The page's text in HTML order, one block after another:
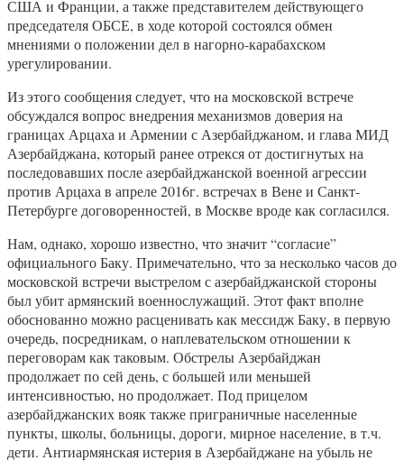
США и Франции, а также представителем действующего
председателя ОБСЕ, в ходе которой состоялся обмен
мнениями о положении дел в нагорно-карабахском
урегулировании.
Из этого сообщения следует, что на московской встрече
обсуждался вопрос внедрения механизмов доверия на
границах Арцаха и Армении с Азербайджаном, и глава МИД
Азербайджана, который ранее отрекся от достигнутых на
последовавших после азербайджанской военной агрессии
против Арцаха в апреле 2016г. встречах в Вене и Санкт-
Петербурге договоренностей, в Москве вроде как согласился.
Нам, однако, хорошо известно, что значит “согласие”
официального Баку. Примечательно, что за несколько часов до
московской встречи выстрелом с азербайджанской стороны
был убит армянский военнослужащий. Этот факт вполне
обоснованно можно расценивать как мессидж Баку, в первую
очередь, посредникам, о наплевательском отношении к
переговорам как таковым. Обстрелы Азербайджан
продолжает по сей день, с большей или меньшей
интенсивностью, но продолжает. Под прицелом
азербайджанских вояк также приграничные населенные
пункты, школы, больницы, дороги, мирное население, в т.ч.
дети. Антиармянская истерия в Азербайджане на убыль не